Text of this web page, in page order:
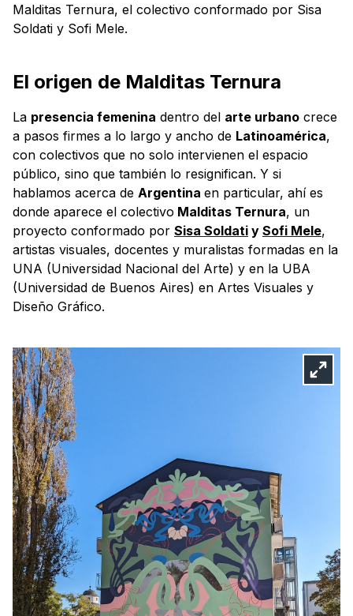
Malditas Ternura, el colectivo conformado por Sisa
Soldati y Sofi Mele.
El origen de Malditas Ternura
La presencia femenina dentro del arte urbano crece
a pasos firmes a lo largo y ancho de Latinoamérica,
con colectivos que no solo intervienen el espacio
público, sino que también lo resignifican. Y si
hablamos acerca de Argentina en particular, ahí es
donde aparece el colectivo Malditas Ternura, un
proyecto conformado por Sisa Soldati y Sofi Mele,
artistas visuales, docentes y muralistas formadas en la
UNA (Universidad Nacional del Arte) y en la UBA
(Universidad de Buenos Aires) en Artes Visuales y
Diseño Gráfico.